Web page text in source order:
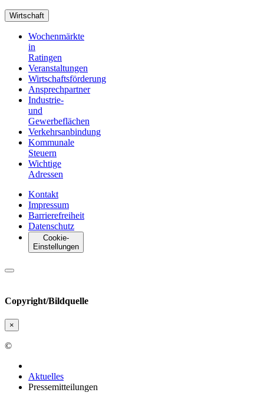
Wirtschaft
Wochenmärkte
in
Ratingen
Veranstaltungen
Wirtschaftsförderung
Ansprechpartner
Industrie-
und
Gewerbeflächen
Verkehrsanbindung
Kommunale
Steuern
Wichtige
Adressen
Kontakt
Impressum
Barrierefreiheit
Datenschutz
Cookie-
Einstellungen
Copyright/Bildquelle
×
©
Aktuelles
Pressemitteilungen